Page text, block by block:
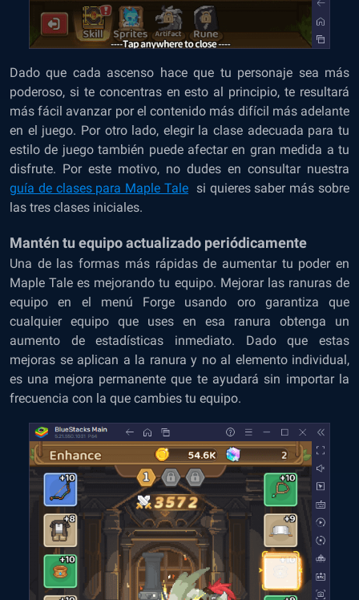
Dado que cada ascenso hace que tu personaje sea más
poderoso, si te concentras en esto al principio, te resultará
más fácil avanzar por el contenido más difícil más adelante
en el juego. Por otro lado, elegir la clase adecuada para tu
estilo de juego también puede afectar en gran medida a tu
disfrute. Por este motivo, no dudes en consultar nuestra
guía de clases para Maple Tale si quieres saber más sobre
las tres clases iniciales.
Mantén tu equipo actualizado periódicamente
Una de las formas más rápidas de aumentar tu poder en
Maple Tale es mejorando tu equipo. Mejorar las ranuras de
equipo en el menú Forge usando oro garantiza que
cualquier equipo que uses en esa ranura obtenga un
aumento de estadísticas inmediato. Dado que estas
mejoras se aplican a la ranura y no al elemento individual,
es una mejora permanente que te ayudará sin importar la
frecuencia con la que cambies tu equipo.